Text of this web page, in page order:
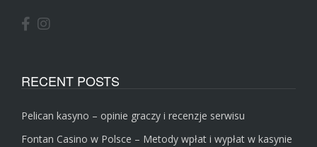
RECENT POSTS
Pelican kasyno – opinie graczy i recenzje serwisu
Fontan Casino w Polsce – Metody wpłat i wypłat w kasynie